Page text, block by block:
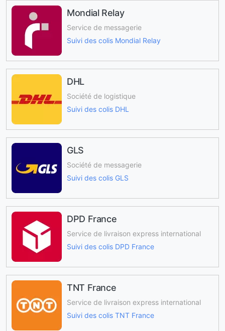
Mondial Relay
Service de messagerie
Suivi des colis Mondial Relay
DHL
Société de logistique
Suivi des colis DHL
GLS
Société de messagerie
Suivi des colis GLS
DPD France
Service de livraison express international
Suivi des colis DPD France
TNT France
Service de livraison express international
Suivi des colis TNT France